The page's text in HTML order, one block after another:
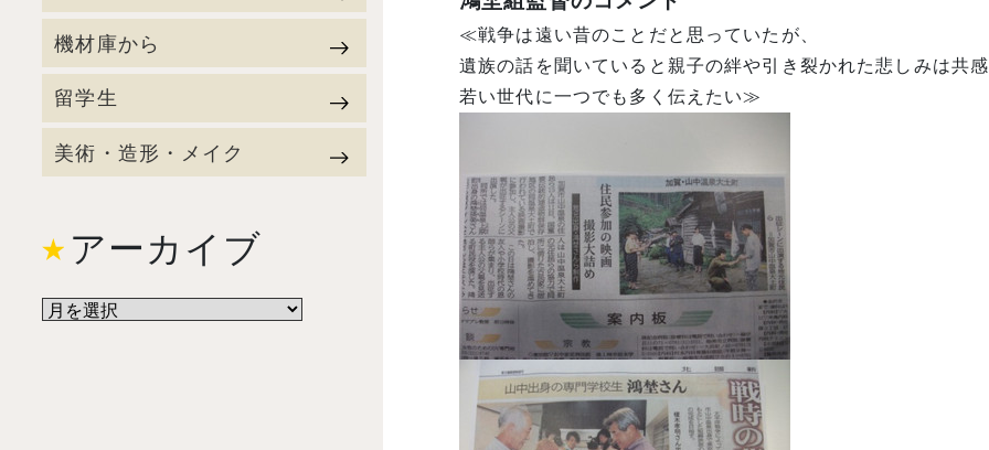
≪戦争は遠い昔のことだと思っていたが、
遺族の話を聞いていると親子の絆や引き裂かれた悲しみは共感
若い世代に一つでも多く伝えたい≫
機材庫から
留学生
美術・造形・メイク
アーカイブ